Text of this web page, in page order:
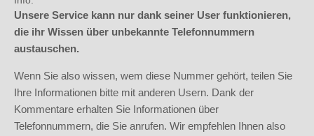
Unsere Service kann nur dank seiner User funktionieren,
die ihr Wissen über unbekannte Telefonnummern
austauschen.
Wenn Sie also wissen, wem diese Nummer gehört, teilen Sie
Ihre Informationen bitte mit anderen Usern. Dank der
Kommentare erhalten Sie Informationen über
Telefonnummern, die Sie anrufen. Wir empfehlen Ihnen also